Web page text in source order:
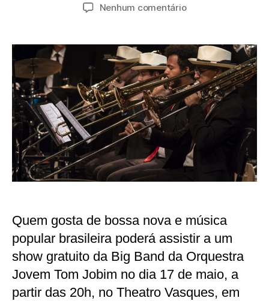
publicação
Nenhum comentárioem
Jobim
fará
apresentação
gratuita
no
Theatro
Vasques,
em
Mogi
Quem gosta de bossa nova e música
popular brasileira poderá assistir a um
show gratuito da Big Band da Orquestra
Jovem Tom Jobim no dia 17 de maio, a
partir das 20h, no Theatro Vasques, em